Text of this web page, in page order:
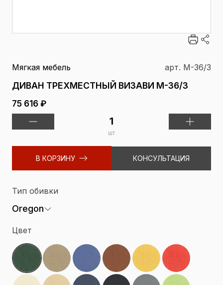
Мягкая мебель арт. М-36/3
ДИВАН ТРЕХМЕСТНЫЙ ВИЗАВИ М-36/3
75 616 ₽
шт
В КОРЗИНУ КОНСУЛЬТАЦИЯ
Тип обивки
Oregon
Цвет